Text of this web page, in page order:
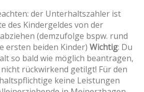
der Unterhaltszahler ist
des Kindergeldes von der
(demzufolge bspw. rund
ersten beiden Kinder) Wichtig: Du
so bald wie möglich beantragen,
rückwirkend getilgt! Für den
keine Leistungen